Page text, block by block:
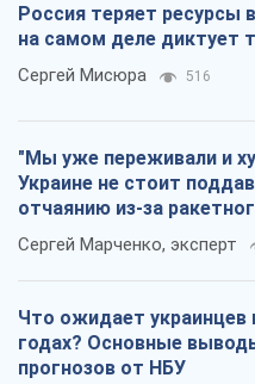
Россия теряет ресурсы
на самом деле диктует
Сергей Мисюра 516
"Мы уже переживали и
Украине не стоит
отчаянию из-за
Сергей Марченко, эксперт
Что ожидает украинцев
годах? Основные
прогнозов от НБУ